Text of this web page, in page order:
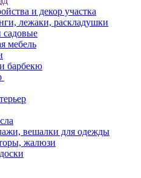
и декор участка
лежаки, раскладушки
садовые
мебель
барбекю
вешалки для одежды
жалюзи